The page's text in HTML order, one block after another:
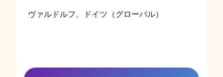
ヴァルドルフ、ドイツ（グローバル）